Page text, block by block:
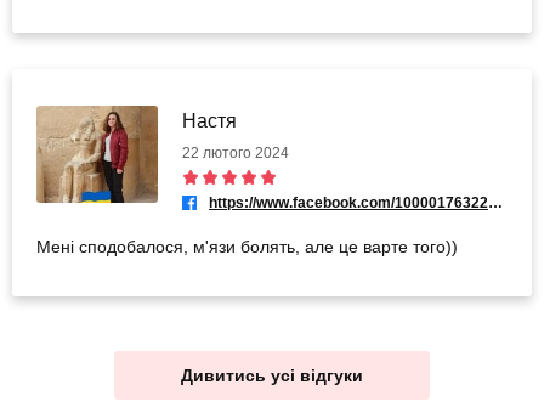
Настя
22 лютого 2024
https://www.facebook.com/100001763224126
Мені сподобалося, м'язи болять, але це варте того))
Дивитись усі відгуки